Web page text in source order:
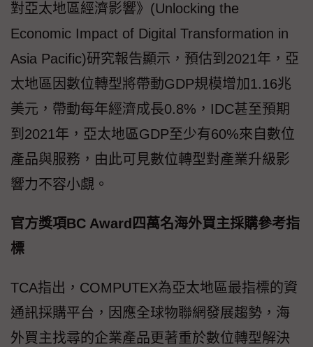
對亞太地區經濟影響》(Unlocking the
Economic Impact of Digital Transformation in
Asia Pacific)研究報告顯示，預估到2021年，亞
太地區因數位轉型將帶動GDP規模增加1.16兆
美元，帶動每年經濟成長0.8%，IDC甚至預期
到2021年，亞太地區GDP至少有60%來自數位
產品與服務，由此可見數位轉型對產業升級影
響力不容小覷。
官方獎項BC Award四萬名海外買主採購參考指
標
TCA指出，COMPUTEX為亞太地區最指標的資
通訊採購平台，因應全球物聯網發展趨勢，海
外買主找尋的企業產品更著重於數位轉型解決